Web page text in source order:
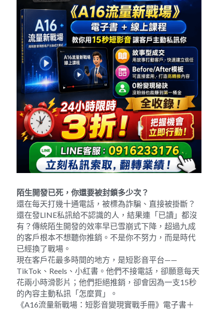
陌生開發已死，你還要被封鎖多少次？
還在每天打幾十通電話，被標為詐騙、直接被掛斷？
還在發LINE私訊給不認識的人，結果連「已讀」都沒
有？傳統陌生開發的效率早已雪崩式下降，超過九成
的客戶根本不想聽你推銷。不是你不努力，而是時代
已經換了戰場。
現在客戶花最多時間的地方，是短影音平台——
TikTok、Reels、小紅書。他們不接電話，卻願意每天
花兩小時滑影片；他們拒絕推銷，卻會因為一支15秒
的內容主動私訊「怎麼買」。
《A16流量新戰場：短影音變現實戰手冊》電子書＋